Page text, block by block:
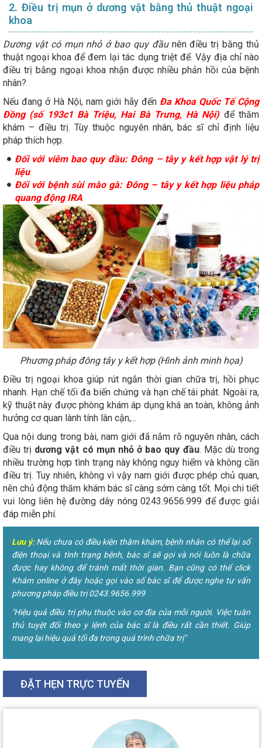
2. Điều trị mụn ở dương vật bằng thủ thuật ngoại
khoa
Dương vật có mụn nhỏ ở bao quy đầunên điều trị bằng thủ
thuật ngoại khoa để đem lại tác dụng triệt để. Vậy địa chỉ nào
điều trị bằng ngoại khoa nhận được nhiều phản hồi của bệnh
nhân?
Nếu đang ở Hà Nội, nam giới hãy đếnĐa Khoa Quốc Tế Cộng
Đồng (số 193c1 Bà Triệu, Hai Bà Trưng, Hà Nội) để thăm
khám – điều trị. Tùy thuộc nguyên nhân, bác sĩ chỉ định liệu
pháp thích hợp.
Đối với viêm bao quy đầu: Đông – tây y kết hợp vật lý trị
liệu
Đối với bệnh sùi mào gà: Đông – tây y kết hợp liệu pháp
quang động IRA
Phương pháp đông tây y kết hợp (Hình ảnh minh họa)
Điều trị ngoại khoa giúp rút ngắn thời gian chữa trị, hồi phục
nhanh. Hạn chế tối đa biến chứng và hạn chế tái phát. Ngoài ra,
kỹ thuật này được phòng khám áp dụng khá an toàn, không ảnh
hưởng cơ quan lành tính lân cận,...
Qua nội dung trong bài, nam giới đã nắm rõ nguyên nhân, cách
điều trị dương vật có mụn nhỏ ở bao quy đầu. Mặc dù trong
nhiều trường hợp tình trạng này không nguy hiểm và không cần
điều trị. Tuy nhiên, không vì vậy nam giới được phép chủ quan,
nên chủ động thăm khám bác sĩ càng sớm càng tốt. Mọi chi tiết
vui lòng liên hệ đường dây nóng 0243.9656.999 để được giải
đáp miễn phí.
Lưu ý:Nếu chưa có điều kiện thăm khám, bệnh nhân có thể lại số
điện thoại và tình trạng bệnh, bác sĩ sẽ gọi và nói luôn là chữa
được hay không để tránh mất thời gian. Bạn cũng có thể click
Khám online ở đây hoặc gọi vào số bác sĩ để được nghe tư vấn
phương pháp điều trị 0243.9656.999
"Hiệu quả điều trị phụ thuộc vào cơ địa của mỗi người. Việc tuân
thủ tuyệt đối theo y lệnh của bác sĩ là điều rất cần thiết. Giúp
mang lại hiệu quả tối đa trong quá trình chữa trị"
ĐẶT HẸN TRỰC TUYẾN